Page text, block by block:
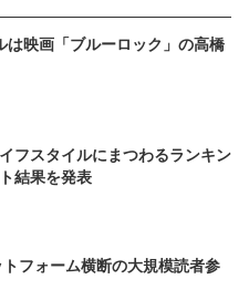
は映画「ブルーロック」の高橋
フスタイルにまつわるランキン
結果を発表
フォーム横断の大規模読者参